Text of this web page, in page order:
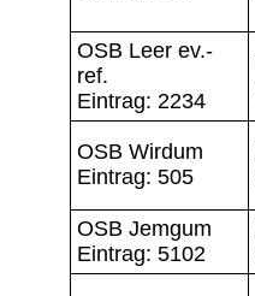
OSB Leer ev.-
ref.
Eintrag: 2234
OSB Wirdum
Eintrag: 505
OSB Jemgum
Eintrag: 5102